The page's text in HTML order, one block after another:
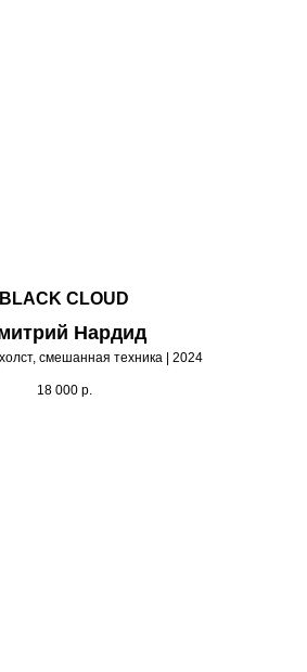
BLACK CLOUD
Нардид
смешанная техника | 2024
18 000 р.